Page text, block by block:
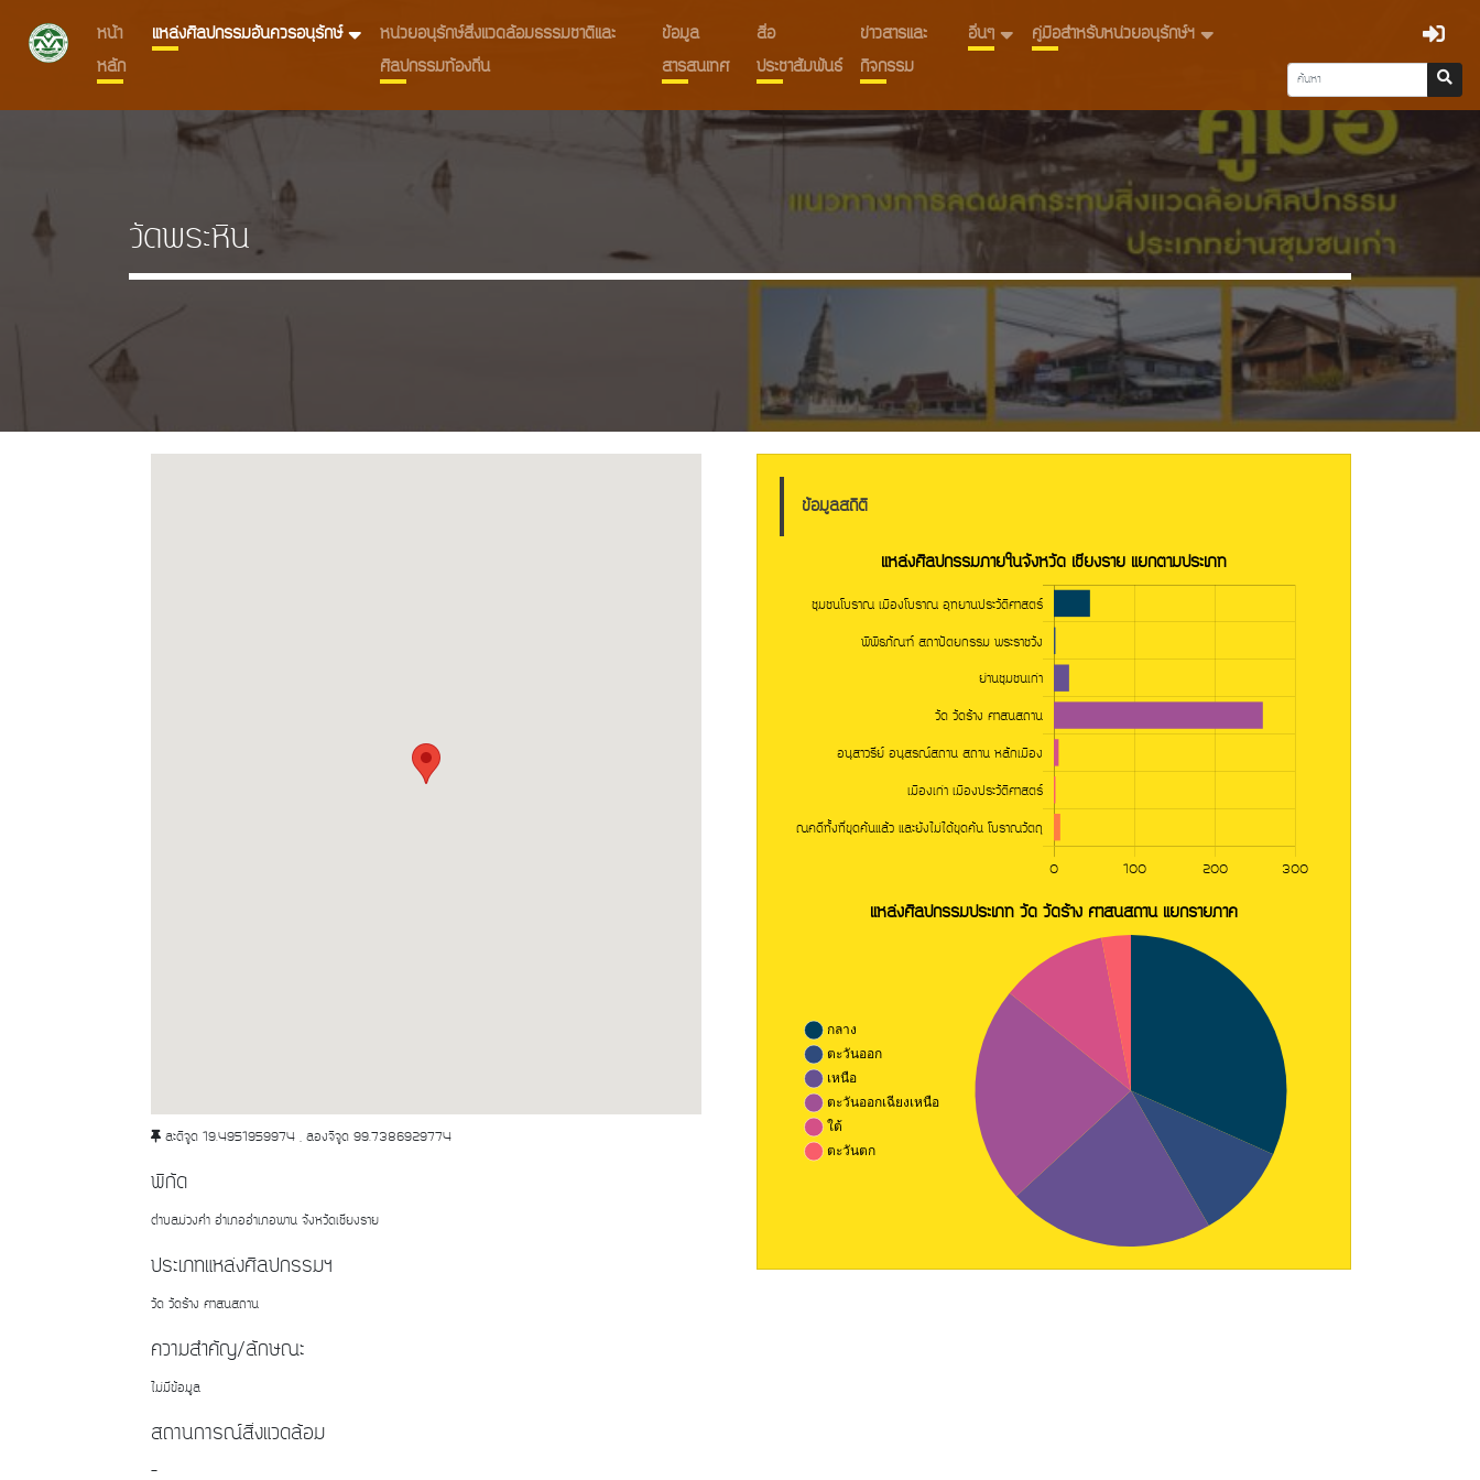
หน้า
หลัก
แหล่งศิลปกรรมอันควรอนุรักษ์
หน่วยอนุรักษ์สิ่งแวดล้อมธรรมชาติและ
ศิลปกรรมท้องถิ่น
ข้อมูล
สารสนเทศ
สื่อ
ประชาสัมพันธ์
ข่าวสารและ
กิจกรรม
อื่นๆ คู่มือสำหรับหน่วยอนุรักษ์ฯ
วัดพระหิน
ละติจูด 19.4951959974 , ลองจิจูด 99.7386929774
พิกัด
ตำบลม่วงคำ อำเภออำเภอพาน จังหวัดเชียงราย
ประเภทแหล่งศิลปกรรมฯ
วัด วัดร้าง ศาสนสถาน
ความสำคัญ/ลักษณะ
ไม่มีข้อมูล
สถานการณ์สิ่งแวดล้อม
-
ข้อมูลสถิติ